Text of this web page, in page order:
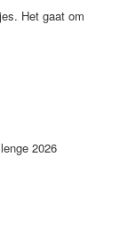
Het gaat om
2026